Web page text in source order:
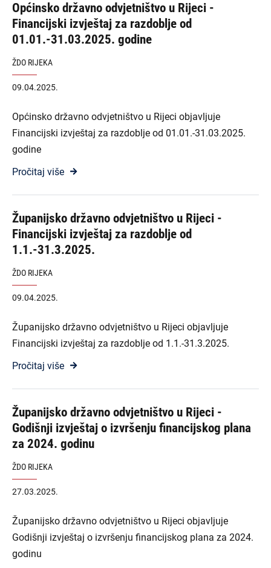
Općinsko državno odvjetništvo u Rijeci -
Financijski izvještaj za razdoblje od
01.01.-31.03.2025. godine
ŽDO RIJEKA
09.04.2025.
Općinsko državno odvjetništvo u Rijeci objavljuje
Financijski izvještaj za razdoblje od 01.01.-31.03.2025.
godine
Pročitaj više
Županijsko državno odvjetništvo u Rijeci -
Financijski izvještaj za razdoblje od
1.1.-31.3.2025.
ŽDO RIJEKA
09.04.2025.
Županijsko državno odvjetništvo u Rijeci objavljuje
Financijski izvještaj za razdoblje od 1.1.-31.3.2025.
Pročitaj više
Županijsko državno odvjetništvo u Rijeci -
Godišnji izvještaj o izvršenju financijskog plana
za 2024. godinu
ŽDO RIJEKA
27.03.2025.
Županijsko državno odvjetništvo u Rijeci objavljuje
Godišnji izvještaj o izvršenju financijskog plana za 2024.
godinu